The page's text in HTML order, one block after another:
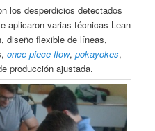
los desperdicios detectados
aplicaron varias técnicas Lean
diseño flexible de líneas,
once piece flow,pokayokes,
producción ajustada.